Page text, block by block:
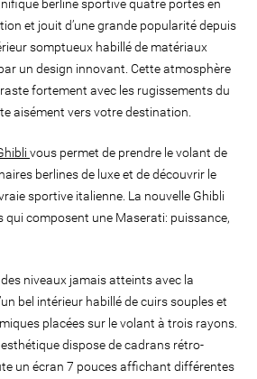
berline sportive quatre portes en
et jouit d’une grande popularité depuis
somptueux habillé de matériaux
un design innovant. Cette atmosphère
fortement avec les rugissements du
aisément vers votre destination.
vous permet de prendre le volant de
berlines de luxe et de découvrir le
sportive italienne. La nouvelle Ghibli
qui composent une Maserati: puissance,
niveaux jamais atteints avec la
bel intérieur habillé de cuirs souples et
placées sur le volant à trois rayons.
dispose de cadrans rétro-
un écran 7 pouces affichant différentes